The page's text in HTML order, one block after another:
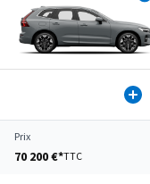
Prix
70 200 €*TTC